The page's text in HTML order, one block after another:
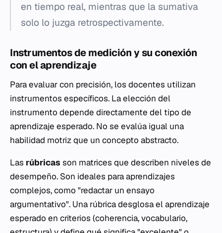
en tiempo real, mientras que la sumativa
solo lo juzga retrospectivamente.
Instrumentos de medición y su conexión
con el aprendizaje
Para evaluar con precisión, los docentes utilizan
instrumentos específicos. La elección del
instrumento depende directamente del tipo de
aprendizaje esperado. No se evalúa igual una
habilidad motriz que un concepto abstracto.
Las rúbricas son matrices que describen niveles de
desempeño. Son ideales para aprendizajes
complejos, como "redactar un ensayo
argumentativo". Una rúbrica desglosa el aprendizaje
esperado en criterios (coherencia, vocabulario,